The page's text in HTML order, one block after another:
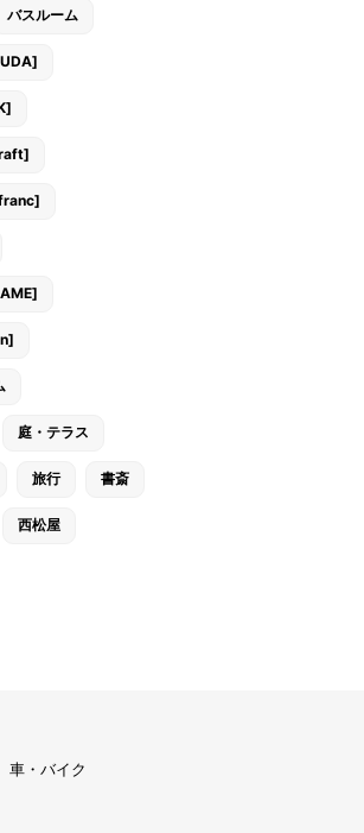
バスルーム
庭・テラス
旅行 書斎
西松屋
車・バイク